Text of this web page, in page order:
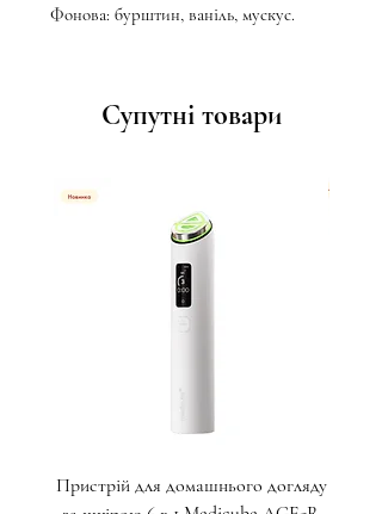
Фонова: бурштин, ваніль, мускус.
Супутні товари
Пристрій для домашнього догляду